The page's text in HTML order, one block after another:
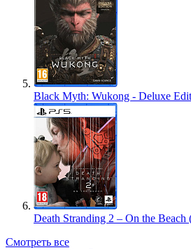
Black Myth: Wukong - Deluxe
Death Stranding 2 – On the Beach
Смотреть все